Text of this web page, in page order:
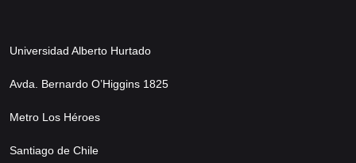
Universidad Alberto Hurtado
Avda. Bernardo O’Higgins 1825
Metro Los Héroes
Santiago de Chile